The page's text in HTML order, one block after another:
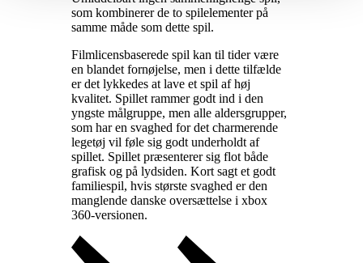
som kombinerer de to spilelementer på
samme måde som dette spil.
Filmlicensbaserede spil kan til tider være
en blandet fornøjelse, men i dette tilfælde
er det lykkedes at lave et spil af høj
kvalitet. Spillet rammer godt ind i den
yngste målgruppe, men alle aldersgrupper,
som har en svaghed for det charmerende
legetøj vil føle sig godt underholdt af
spillet. Spillet præsenterer sig flot både
grafisk og på lydsiden. Kort sagt et godt
familiespil, hvis største svaghed er den
manglende danske oversættelse i xbox
360-versionen.